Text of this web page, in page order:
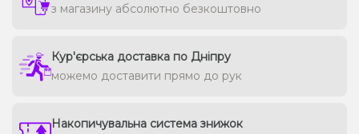
з магазину абсолютно безкоштовно
Кур'єрська доставка по Дніпру
можемо доставити прямо до рук
Накопичувальна система знижок